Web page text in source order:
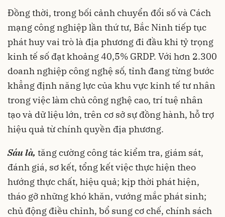
Đồng thời, trong bối cảnh chuyển đổi số và Cách
mạng công nghiệp lần thứ tư, Bắc Ninh tiếp tục
phát huy vai trò là địa phương đi đầu khi tỷ trọng
kinh tế số đạt khoảng 40,5% GRDP. Với hơn 2.300
doanh nghiệp công nghệ số, tỉnh đang từng bước
khẳng định năng lực của khu vực kinh tế tư nhân
trong việc làm chủ công nghệ cao, trí tuệ nhân
tạo và dữ liệu lớn, trên cơ sở sự đồng hành, hỗ trợ
hiệu quả từ chính quyền địa phương.
Sáu là, tăng cường công tác kiểm tra, giám sát,
đánh giá, sơ kết, tổng kết việc thực hiện theo
hướng thực chất, hiệu quả; kịp thời phát hiện,
tháo gỡ những khó khăn, vướng mắc phát sinh;
chủ động điều chỉnh, bổ sung cơ chế, chính sách